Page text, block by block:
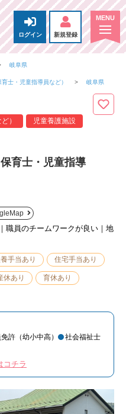
ログイン 新規登録
岐阜県
士・児童指導員など） 岐阜県
） 児童養護施設
育士・児童指導
職員のチームワークが良い｜地
手当あり 住宅手当あり
休あり 育休あり
許（幼小中高）
社会福祉士
コチラ